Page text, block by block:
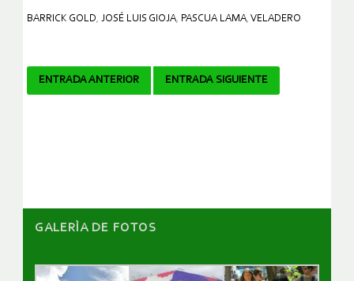
BARRICK GOLD, JOSÉ LUIS GIOJA, PASCUA LAMA, VELADERO
Navegador
ENTRADA ANTERIOR ENTRADA SIGUIENTE
GALERÌA DE FOTOS